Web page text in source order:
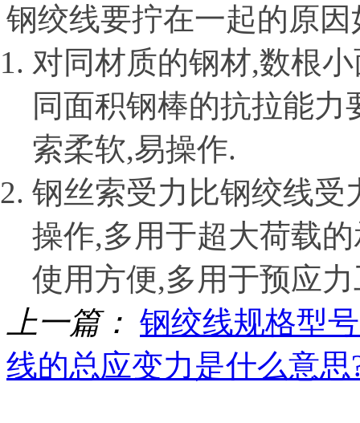
钢绞线要拧在一起的原因
对同材质的钢材,数根
同面积钢棒的抗拉能
索柔软,易操作.
钢丝索受力比钢绞线受
操作,多用于超大荷载
使用方便,多用于预应
上一篇： 钢绞线规格型
线的总应变力是什么意思